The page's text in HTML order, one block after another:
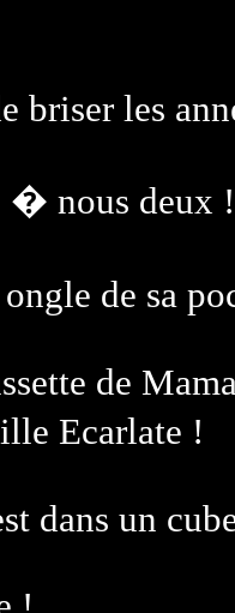
briser les
� nous deux
de sa
de
Ecarlate !
dans un